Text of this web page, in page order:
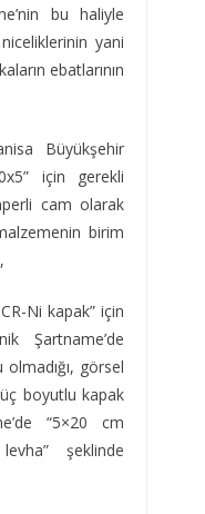
bu haliyle
yani
ebatlarının
Büyükşehir
için gerekli
cam olarak
birim
Ni kapak” için
Şartname’de
görsel
boyutlu kapak
“5×20 cm
şeklinde